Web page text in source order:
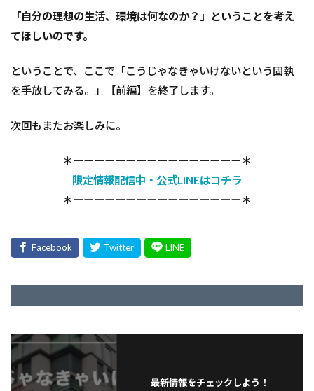
「自分の理想の生活、環境は何なのか？」ということを考え
てほしいのです。
ということで、ここで「こうじゃなきゃいけないという固執
を手放してみる。」【前編】を終了します。
次回もまたお楽しみに。
＊ーーーーーーーーーーーーーーーー＊
限定情報配信中・公式LINEはコチラ
＊ーーーーーーーーーーーーーーーー＊
最新情報をチェックしよう！